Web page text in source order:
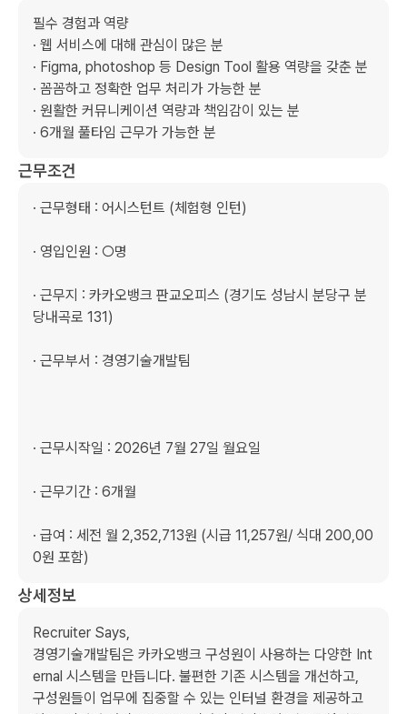
필수 경험과 역량
· 웹 서비스에 대해 관심이 많은 분
· Figma, photoshop 등 Design Tool 활용 역량을 갖춘 분
· 꼼꼼하고 정확한 업무 처리가 가능한 분
· 원활한 커뮤니케이션 역량과 책임감이 있는 분
· 6개월 풀타임 근무가 가능한 분
근무조건
· 근무형태 : 어시스턴트 (체험형 인턴)
· 영입인원 : ○명
· 근무지 : 카카오뱅크 판교오피스 (경기도 성남시 분당구 분
당내곡로 131)
· 근무부서 : 경영기술개발팀
· 근무시작일 : 2026년 7월 27일 월요일
· 근무기간 : 6개월
· 급여 : 세전 월 2,352,713원 (시급 11,257원/ 식대 200,00
0원 포함)
상세정보
Recruiter Says,
경영기술개발팀은 카카오뱅크 구성원이 사용하는 다양한 Int
ernal 시스템을 만듭니다. 불편한 기존 시스템을 개선하고,
구성원들이 업무에 집중할 수 있는 인터널 환경을 제공하고